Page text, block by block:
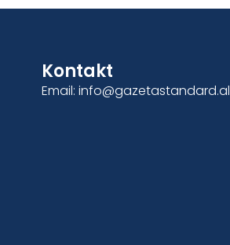
Kontakt
Email: info@gazetastandard.al